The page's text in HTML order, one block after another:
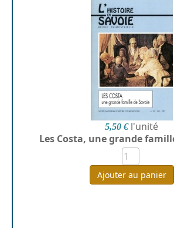
5,50 € l'unité
Les Costa, une grande
Ajouter au panier